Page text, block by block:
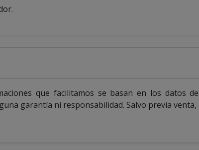
que facilitamos se basan en los datos
garantía ni responsabilidad. Salvo previa venta,